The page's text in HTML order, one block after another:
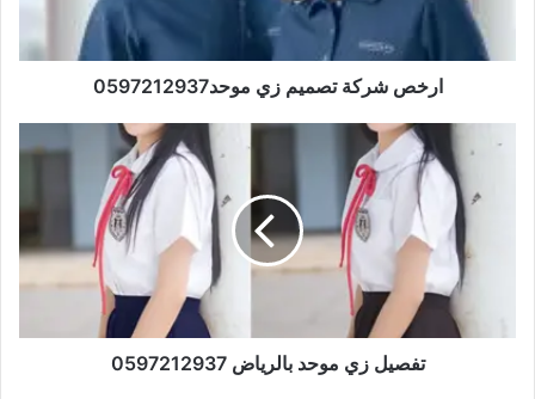
ارخص شركة تصميم زي موحد0597212937
تفصيل زي موحد بالرياض 0597212937